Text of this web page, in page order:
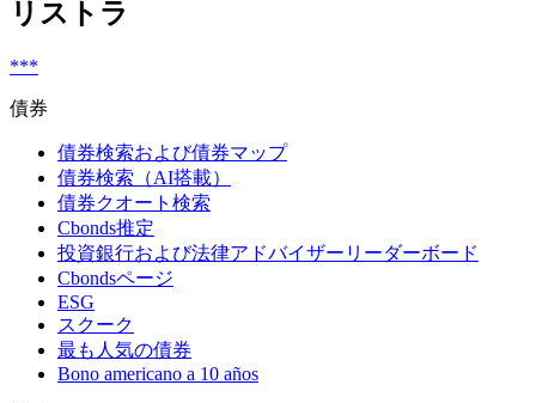
リストラ
***
債券
債券検索および債券マップ
債券検索（AI搭載）
債券クオート検索
Cbonds推定
投資銀行および法律アドバイザーリーダーボード
Cbondsページ
ESG
スクーク
最も人気の債券
Bono americano a 10 años